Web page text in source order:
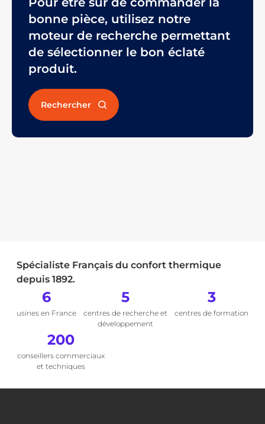
bonne pièce, utilisez notre
moteur de recherche permettant
de sélectionner le bon éclaté
produit.
Rechercher
Spécialiste Français du confort thermique
depuis 1892.
6
usines en France
5
centres de recherche et
développement
3
centres de formation
200
conseillers commerciaux
et techniques